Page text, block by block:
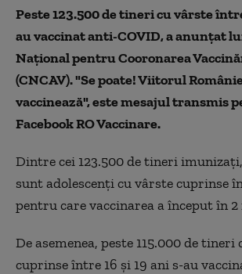
Peste 123.500 de tineri cu vârste
au vaccinat anti-COVID, a anunțat
Național pentru Cooronarea
(CNCAV). "Se poate! Viitorul
vaccinează", este mesajul transmis
Facebook RO Vaccinare.
Dintre cei 123.500 de tineri
sunt adolescenți cu vârste cuprinse
pentru care vaccinarea a început în 2
De asemenea, peste 115.000 de tineri
cuprinse între 16 și 19 ani s-au